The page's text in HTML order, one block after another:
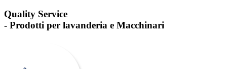
Quality Service
- Prodotti per lavanderia e Macchinari